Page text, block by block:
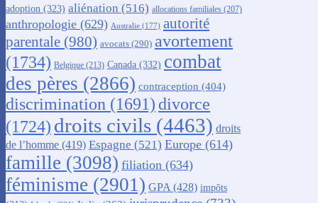
adoption (323) aliénation (516) allocations familiales (207)
anthropologie (629) Australie (177) autorité
parentale (980) avocats (290) avortement
(1734) Belgique (213) Canada (332) combat
des pères (2866) contraception (404)
discrimination (1691) divorce
(1724) droits civils (4463) droits
de l’homme (419) Espagne (521) Europe (614)
famille (3098) filiation (634)
féminisme (2901) GPA (428) impôts